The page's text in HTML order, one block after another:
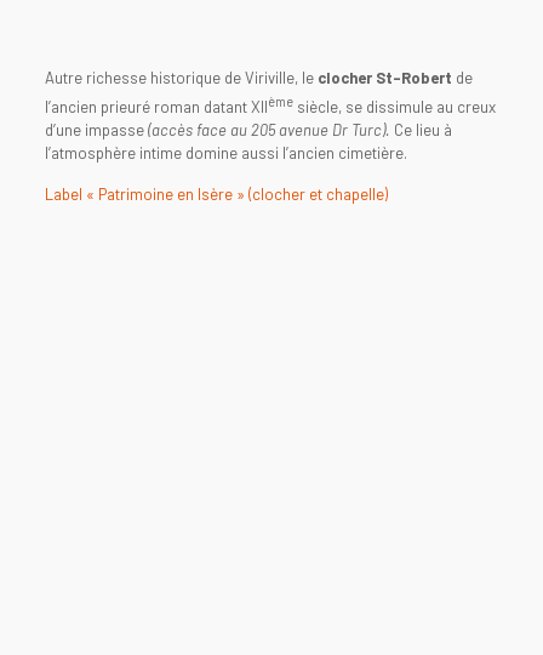
Autre richesse historique de Viriville, leclocher St-Robert de
l’ancien prieuré roman datant XIIèmesiècle, se dissimule au creux
d’une impasse(accès face au 205 avenue Dr Turc). Ce lieu à
l’atmosphère intime domine aussi l’ancien cimetière.
Label « Patrimoine en Isère » (clocher et chapelle)